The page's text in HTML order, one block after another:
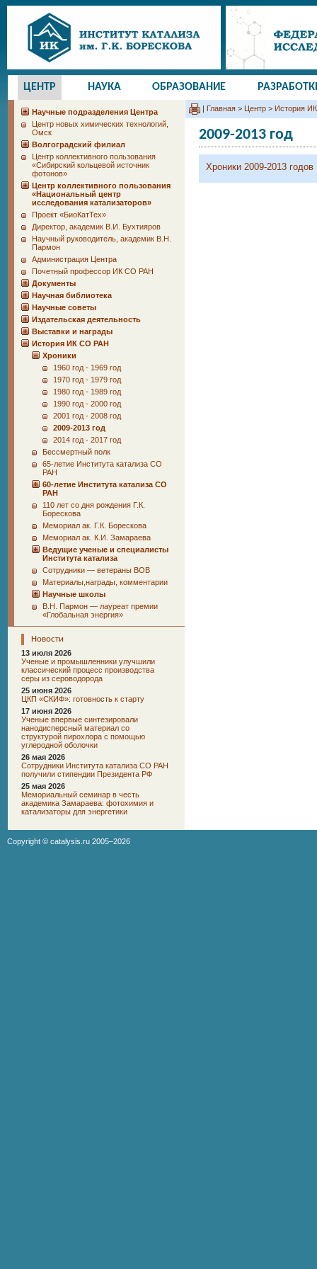
ЦЕНТР НАУКА ОБРАЗОВАНИЕ
Научные подразделения Центра
Центр новых химических технологий,
Омск
Волгоградский филиал
Центр коллективного пользования
«Сибирский кольцевой источник
фотонов»
Центр коллективного пользования
«Национальный центр
исследования катализаторов»
Проект «БиоКатТех»
Директор, академик В.И. Бухтияров
Научный руководитель, академик В.Н.
Пармон
Администрация Центра
Почетный профессор ИК СО РАН
Документы
Научная библиотека
Научные советы
Издательская деятельность
Выставки и награды
История ИК СО РАН
Хроники
1960 год - 1969 год
1970 год - 1979 год
1980 год - 1989 год
1990 год - 2000 год
2001 год - 2008 год
2009-2013 год
2014 год - 2017 год
Бессмертный полк
65-летие Института катализа СО
РАН
60-летие Института катализа СО
РАН
110 лет со дня рождения Г.К.
Борескова
Мемориал ак. Г.К. Борескова
Мемориал ак. К.И. Замараева
Ведущие ученые и специалисты
Института катализа
Сотрудники ― ветераны ВОВ
Материалы,награды, комментарии
Научные школы
В.Н. Пармон — лауреат премии
«Глобальная энергия»
Новости
13 июля 2026
Ученые и промышленники улучшили
классический процесс производства
серы из сероводорода
25 июня 2026
ЦКП «СКИФ»: готовность к старту
17 июня 2026
Ученые впервые синтезировали
нанодисперсный материал со
структурой пирохлора с помощью
углеродной оболочки
26 мая 2026
Сотрудники Института катализа СО РАН
получили стипендии Президента РФ
25 мая 2026
Мемориальный семинар в честь
академика Замараева: фотохимия и
катализаторы для энергетики
| Главная > Центр > История
2009-2013 год
Хроники 2009-2013 годов
Copyright © catalysis.ru 2005–2026